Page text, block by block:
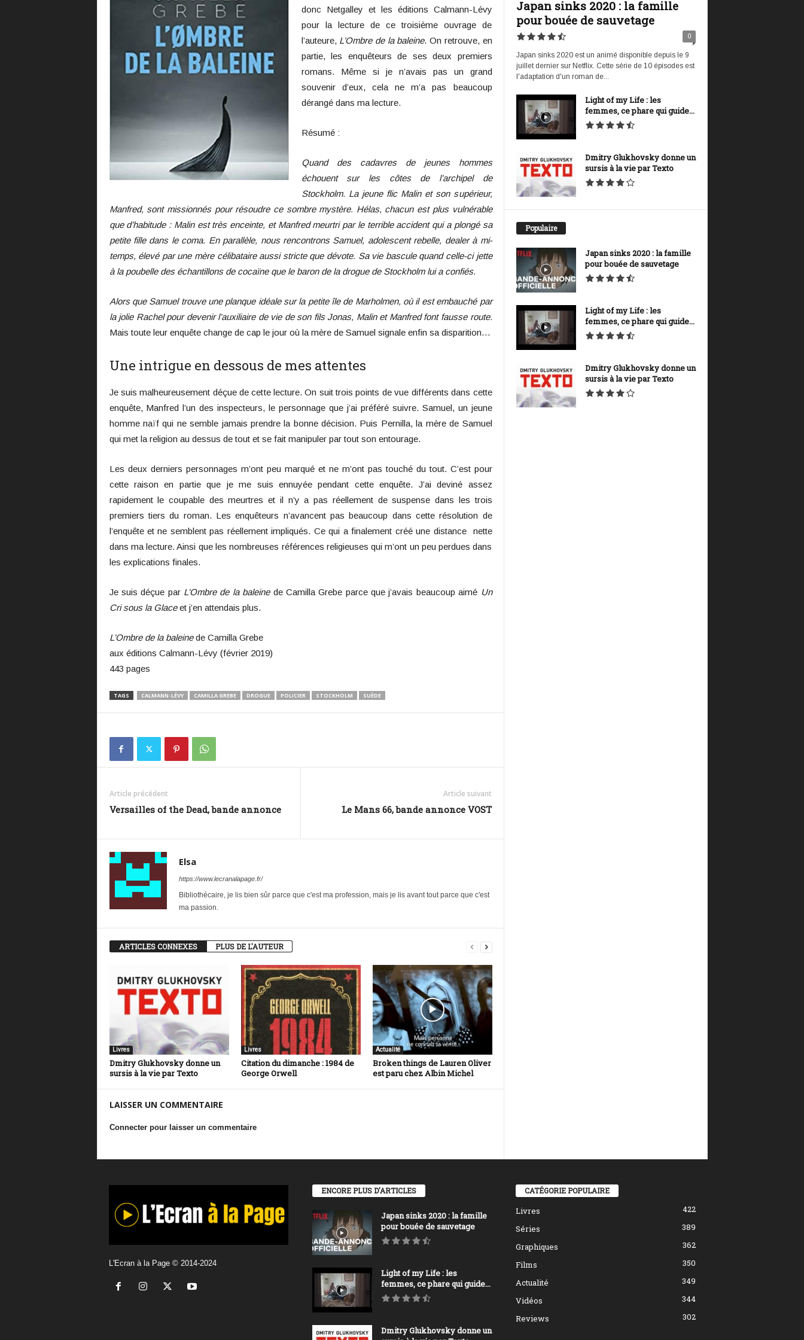
donc Netgalley et les éditions Calmann-Lévy
pour la lecture de ce troisième ouvrage de
l’auteure, L’Ombre de la baleine. On retrouve, en
partie, les enquêteurs de ses deux premiers
romans. Même si je n’avais pas un grand
souvenir d’eux, cela ne m’a pas beaucoup
dérangé dans ma lecture.
Résumé :
Quand des cadavres de jeunes hommes
échouent sur les côtes de l’archipel de
Stockholm. La jeune flic Malin et son supérieur,
Manfred, sont missionnés pour résoudre ce sombre mystère. Hélas, chacun est plus vulnérable
que d’habitude : Malin est très enceinte, et Manfred meurtri par le terrible accident qui a plongé sa
petite fille dans le coma. En parallèle, nous rencontrons Samuel, adolescent rebelle, dealer à mi-
temps, élevé par une mère célibataire aussi stricte que dévote. Sa vie bascule quand celle-ci jette
à la poubelle des échantillons de cocaïne que le baron de la drogue de Stockholm lui a confiés.
Alors que Samuel trouve une planque idéale sur la petite île de Marholmen, où il est embauché par
la jolie Rachel pour devenir l’auxiliaire de vie de son fils Jonas, Malin et Manfred font fausse route.
Mais toute leur enquête change de cap le jour où la mère de Samuel signale enfin sa disparition…
Une intrigue en dessous de mes attentes
Je suis malheureusement déçue de cette lecture. On suit trois points de vue différents dans cette
enquête, Manfred l’un des inspecteurs, le personnage que j’ai préféré suivre. Samuel, un jeune
homme naïf qui ne semble jamais prendre la bonne décision. Puis Pernilla, la mère de Samuel
qui met la religion au dessus de tout et se fait manipuler par tout son entourage.
Les deux derniers personnages m’ont peu marqué et ne m’ont pas touché du tout. C’est pour
cette raison en partie que je me suis ennuyée pendant cette enquête. J’ai deviné assez
rapidement le coupable des meurtres et il n’y a pas réellement de suspense dans les trois
premiers tiers du roman. Les enquêteurs n’avancent pas beaucoup dans cette résolution de
l’enquête et ne semblent pas réellement impliqués. Ce qui a finalement créé une distance nette
dans ma lecture. Ainsi que les nombreuses références religieuses qui m’ont un peu perdues dans
les explications finales.
Je suis déçue par L’Ombre de la baleinede Camilla Grebe parce que j’avais beaucoup aimé Un
Cri sous la Glaceet j’en attendais plus.
L’Ombre de la baleinede Camilla Grebe
aux éditions Calmann-Lévy (février 2019)
443 pages
TAGS CALMANN-LÉVY CAMILLA GREBE DROGUE POLICIER STOCKHOLM SUÈDE
Article précédent
Versailles of the Dead, bande annonce
Article suivant
Le Mans 66, bande annonce VOST
Elsa
https://www.lecranalapage.fr/
Bibliothécaire, je lis bien sûr parce que c'est ma profession, mais je lis avant tout parce que c'est
ma passion.
ARTICLES CONNEXES PLUS DE L'AUTEUR
Livres
Dmitry Glukhovsky donne un
sursis à la vie par Texto
Livres
Citation du dimanche : 1984 de
George Orwell
Actualité
Broken things de Lauren Oliver
est paru chez Albin Michel
LAISSER UN COMMENTAIRE
Connecter pour laisser un commentaire
Japan sinks 2020 : la famille
pour bouée de sauvetage
0
Japan sinks 2020 est un animé disponible depuis le 9
juillet dernier sur Netflix. Cette série de 10 épisodes est
l'adaptation d'un roman de...
Light of my Life : les
femmes, ce phare qui guide...
Dmitry Glukhovsky donne un
sursis à la vie par Texto
Populaire
Japan sinks 2020 : la famille
pour bouée de sauvetage
Light of my Life : les
femmes, ce phare qui guide...
Dmitry Glukhovsky donne un
sursis à la vie par Texto
L'Ecran à la Page © 2014-2024
ENCORE PLUS D'ARTICLES
Japan sinks 2020 : la famille
pour bouée de sauvetage
Light of my Life : les
femmes, ce phare qui guide...
Dmitry Glukhovsky donne un
CATÉGORIE POPULAIRE
Livres
422
Séries
389
Graphiques
362
Films
350
Actualité
349
Vidéos
344
Reviews
302